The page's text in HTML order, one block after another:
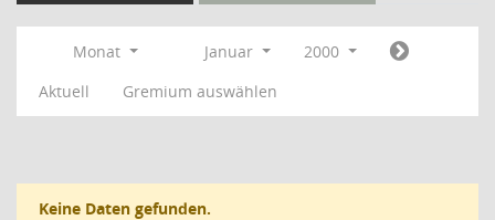
Monat Januar
2000
Aktuell
Gremium auswählen
Keine Daten gefunden.